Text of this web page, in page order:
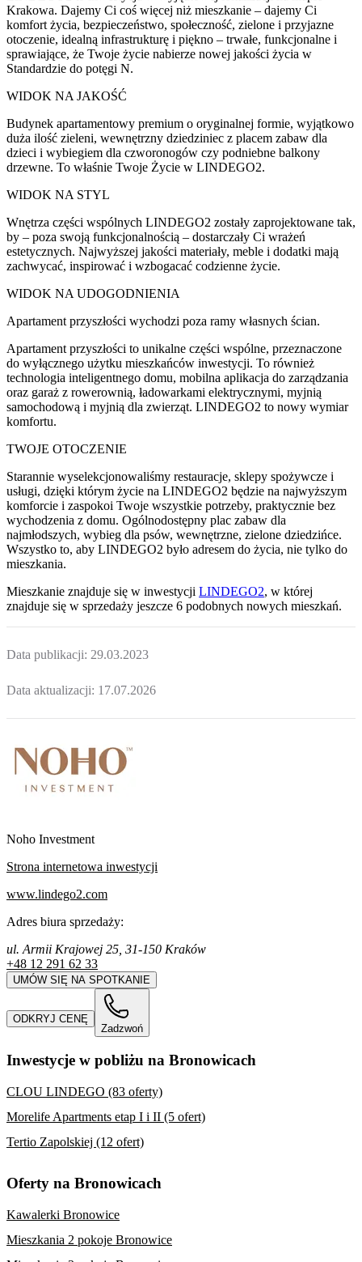
Krakowa. Dajemy Ci coś więcej niż mieszkanie – dajemy Ci
komfort życia, bezpieczeństwo, społeczność, zielone i przyjazne
otoczenie, idealną infrastrukturę i piękno – trwałe, funkcjonalne i
sprawiające, że Twoje życie nabierze nowej jakości życia w
Standardzie do potęgi N.
WIDOK NA JAKOŚĆ
Budynek apartamentowy premium o oryginalnej formie, wyjątkowo
duża ilość zieleni, wewnętrzny dziedziniec z placem zabaw dla
dzieci i wybiegiem dla czworonogów czy podniebne balkony
drzewne. To właśnie Twoje Życie w LINDEGO2.
WIDOK NA STYL
Wnętrza części wspólnych LINDEGO2 zostały zaprojektowane tak,
by – poza swoją funkcjonalnością – dostarczały Ci wrażeń
estetycznych. Najwyższej jakości materiały, meble i dodatki mają
zachwycać, inspirować i wzbogacać codzienne życie.
WIDOK NA UDOGODNIENIA
Apartament przyszłości wychodzi poza ramy własnych ścian.
Apartament przyszłości to unikalne części wspólne, przeznaczone
do wyłącznego użytku mieszkańców inwestycji. To również
technologia inteligentnego domu, mobilna aplikacja do zarządzania
oraz garaż z rowerownią, ładowarkami elektrycznymi, myjnią
samochodową i myjnią dla zwierząt. LINDEGO2 to nowy wymiar
komfortu.
TWOJE OTOCZENIE
Starannie wyselekcjonowaliśmy restauracje, sklepy spożywcze i
usługi, dzięki którym życie na LINDEGO2 będzie na najwyższym
komforcie i zaspokoi Twoje wszystkie potrzeby, praktycznie bez
wychodzenia z domu. Ogólnodostępny plac zabaw dla
najmłodszych, wybieg dla psów, wewnętrzne, zielone dziedzińce.
Wszystko to, aby LINDEGO2 było adresem do życia, nie tylko do
mieszkania.
Mieszkanie znajduje się w inwestycji LINDEGO2, w której
znajduje się w sprzedaży jeszcze 6 podobnych nowych mieszkań.
Data publikacji: 29.03.2023
Data aktualizacji: 17.07.2026
Noho Investment
Strona internetowa inwestycji
www.lindego2.com
Adres biura sprzedaży:
ul. Armii Krajowej 25, 31-150 Kraków
+48 12 291 62 33
UMÓW SIĘ NA SPOTKANIE
ODKRYJ CENĘ
Zadzwoń
Inwestycje w pobliżu na Bronowicach
CLOU LINDEGO (83 oferty)
Morelife Apartments etap I i II (5 ofert)
Tertio Zapolskiej (12 ofert)
Oferty na Bronowicach
Kawalerki Bronowice
Mieszkania 2 pokoje Bronowice